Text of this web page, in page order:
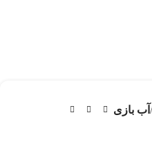
آب بازی